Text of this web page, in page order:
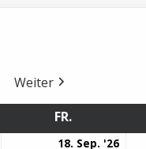
Weiter
FR.
18. Sep. '26